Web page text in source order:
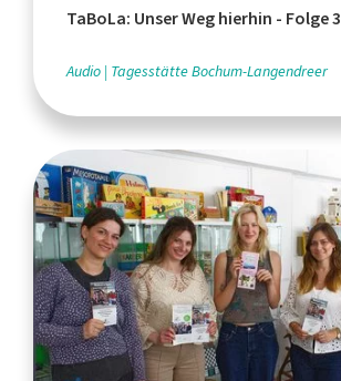
TaBoLa: Unser Weg hierhin - Folge 3
Audio Tagesstätte Bochum-Langendreer